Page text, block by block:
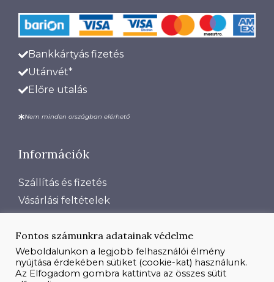
Bankkártyás fizetés
Utánvét*
Előre utalás
Nem minden országban elérhető
Információk
Szállítás és fizetés
Vásárlási feltételek
Rólunk
Kapcsolat
Impresszum
Fontos számunkra adatainak védelme
Weboldalunkon a legjobb felhasználói élmény
nyújtása érdekében sütiket (cookie-kat) használunk.
Az Elfogadom gombra kattintva az összes sütit